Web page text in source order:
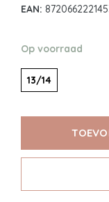
EAN:
Op voorraad
13/14